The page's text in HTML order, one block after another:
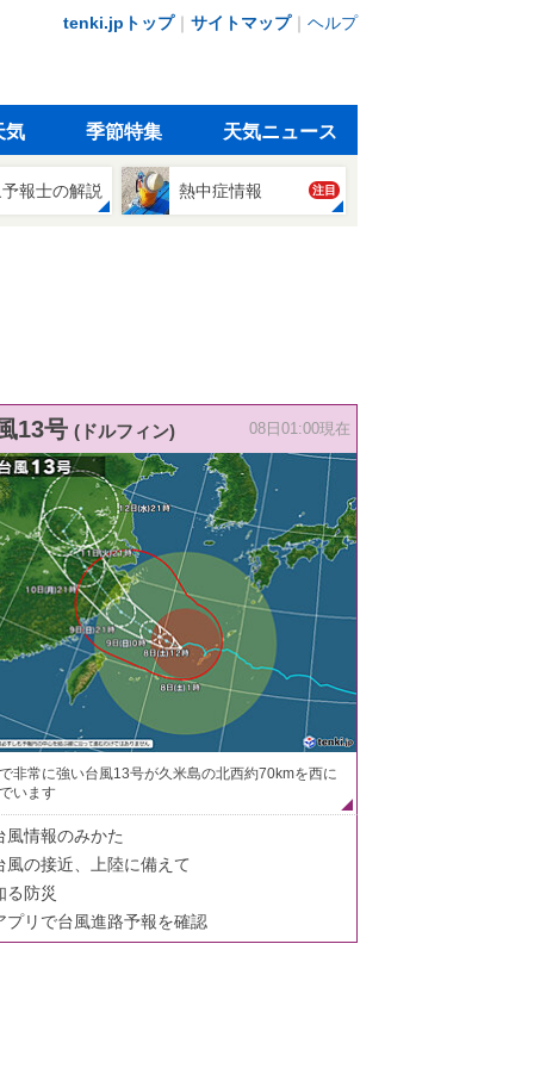
tenki.jpトップ｜ サイトマップ｜ ヘルプ
気 季節特集 天気ニュース
報士の解説 熱中症情報 注目
13号 (ドルフィン) 08日01:00現在
非常に強い台風13号が久米島の北西約70kmを西に
います
風情報のみかた
風の接近、上陸に備えて
る防災
プリで台風進路予報を確認